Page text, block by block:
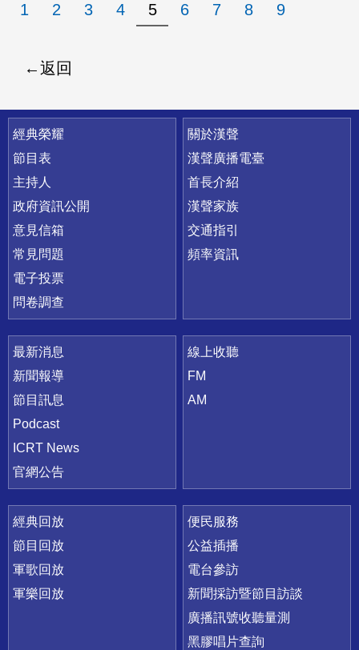
1 2 3 4 5 6 7 8 9
返回
快速連結
經典榮耀
節目表
主持人
政府資訊公開
意見信箱
常見問題
電子投票
問卷調查
關於漢聲
漢聲廣播電臺
首長介紹
漢聲家族
交通指引
頻率資訊
最新消息
新聞報導
節目訊息
Podcast
ICRT News
官網公告
線上收聽
FM
AM
經典回放
節目回放
軍歌回放
軍樂回放
便民服務
公益插播
電台參訪
新聞採訪暨節目訪談
廣播訊號收聽量測
黑膠唱片查詢